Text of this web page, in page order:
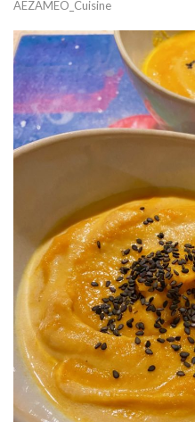
AEZAMEO_Cuisine